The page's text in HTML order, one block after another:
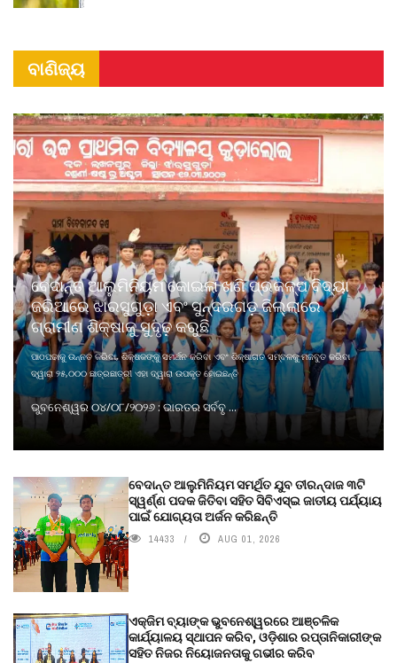
ବାଣିଜ୍ୟ
ବେଦାନ୍ତ ଆଲୁମିନିୟମ କୋଇଲା ଖଣି ପ୍ରକଳ୍ପ ବିଦ୍ୟା
ଜରିଆରେ ଝାରସୁଗୁଡ଼ା ଏବଂ ସୁନ୍ଦରଗଡ଼ ଜିଲ୍ଲାରେ
ଗ୍ରାମୀଣ ଶିକ୍ଷାକୁ ସୁଦୃଢ଼ କରୁଛି
ପାଠପଢାକୁ ଉନ୍ନତ କରିବା, ଶିକ୍ଷକଙ୍କୁ ସମର୍ଥନ କରିବା ଏବଂ ଶିକ୍ଷାଗତ ସମ୍ବଳକୁ ମଜବୁତ କରିବା
ଦ୍ୱାରା ୨୫,୦୦୦ ଛାତ୍ରଛାତ୍ରୀ ଏହା ଦ୍ୱାରା ଉପକୃତ ହୋଇଛନ୍ତି
ଭୁବନେଶ୍ୱର ୦୪/୦୮/୨୦୨୬ : ଭାରତର ସର୍ବବୃ ...
ବେଦାନ୍ତ ଆଲୁମିନିୟମ ସମର୍ଥିତ ଯୁବ ତୀରନ୍ଦାଜ ୩ଟି
ସ୍ୱର୍ଣ୍ଣ ପଦକ ଜିତିବା ସହିତ ସିବିଏସ୍ଇ ଜାତୀୟ ପର୍ଯ୍ୟାୟ
ପାଇଁ ଯୋଗ୍ୟତା ଅର୍ଜନ କରିଛନ୍ତି
14433 AUG 01, 2026
ଏକ୍ଜିମ ବ୍ୟାଙ୍କ ଭୁବନେଶ୍ୱରରେ ଆଞ୍ଚଳିକ
କାର୍ଯ୍ୟାଳୟ ସ୍ଥାପନ କରିବ, ଓଡ଼ିଶାର ରପ୍ତାନିକାରୀଙ୍କ
ସହିତ ନିଜର ନିୟୋଜନତାକୁ ଗଭୀର କରିବ